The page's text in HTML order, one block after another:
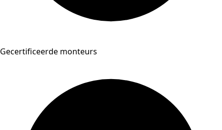
Gecertificeerde monteurs